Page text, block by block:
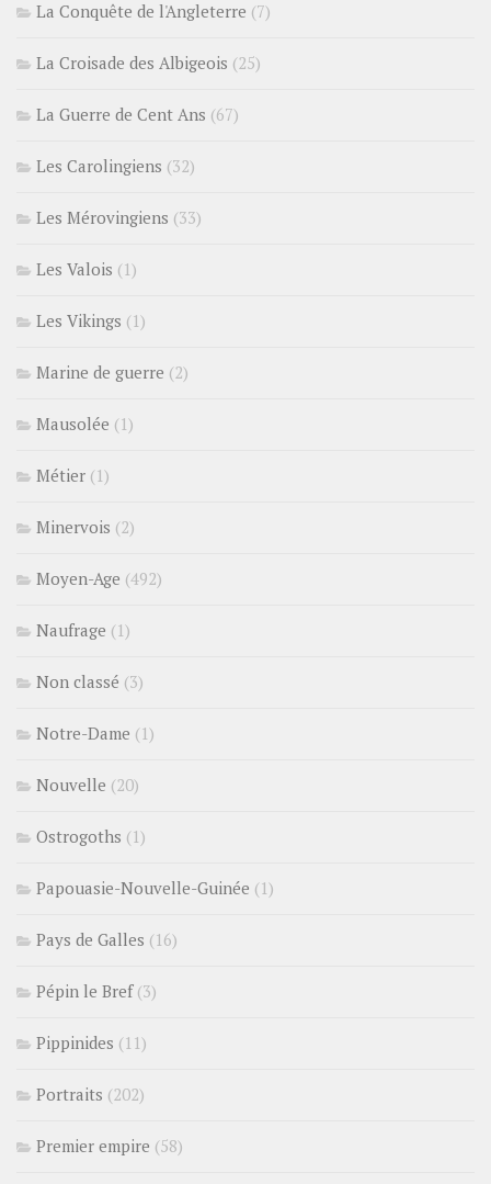
La Conquête de l'Angleterre (7)
La Croisade des Albigeois (25)
La Guerre de Cent Ans (67)
Les Carolingiens (32)
Les Mérovingiens (33)
Les Valois (1)
Les Vikings (1)
Marine de guerre (2)
Mausolée (1)
Métier (1)
Minervois (2)
Moyen-Age (492)
Naufrage (1)
Non classé (3)
Notre-Dame (1)
Nouvelle (20)
Ostrogoths (1)
Papouasie-Nouvelle-Guinée (1)
Pays de Galles (16)
Pépin le Bref(3)
Pippinides (11)
Portraits (202)
Premier empire (58)